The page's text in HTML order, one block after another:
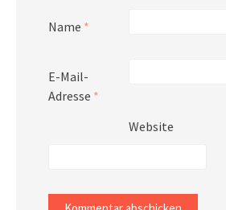
Name *
E-Mail-
Adresse *
Website